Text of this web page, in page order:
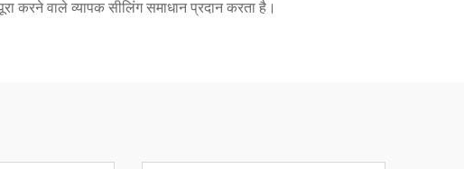
करने वाले व्यापक सीलिंग समाधान प्रदान करता है।